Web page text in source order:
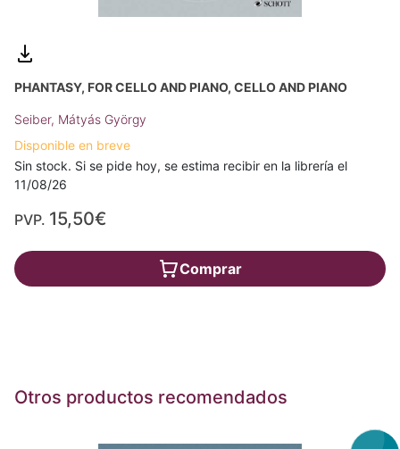
PHANTASY, FOR CELLO AND PIANO, CELLO AND PIANO
Seiber, Mátyás György
Disponible en breve
Sin stock. Si se pide hoy, se estima recibir en la librería el
11/08/26
PVP. 15,50€
Comprar
Otros productos recomendados